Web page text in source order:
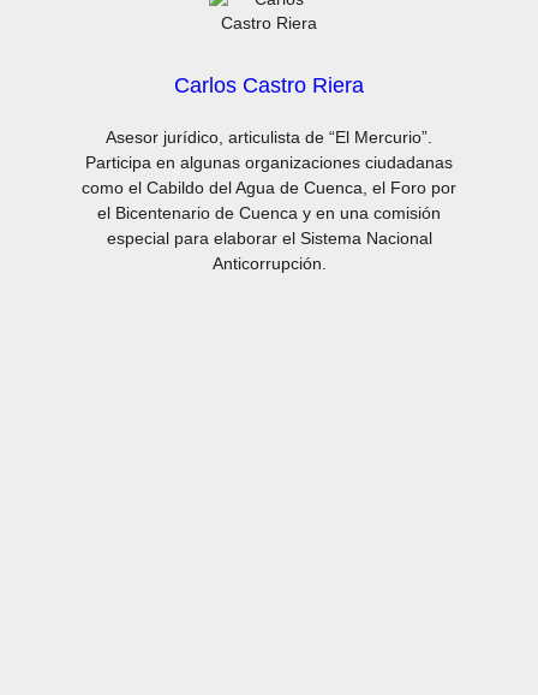
Carlos Castro Riera
Asesor jurídico, articulista de “El Mercurio”.
Participa en algunas organizaciones ciudadanas
como el Cabildo del Agua de Cuenca, el Foro por
el Bicentenario de Cuenca y en una comisión
especial para elaborar el Sistema Nacional
Anticorrupción.